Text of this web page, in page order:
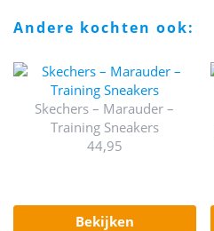
andere kochten ook:
Skechers – Marauder –
Training Sneakers
44,95
bekijken